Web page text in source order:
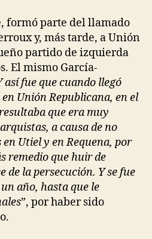
formó parte del llamado
y, más tarde, a Unión
partido de izquierda
El mismo García-
así fue que cuando llegó
Unión Republicana, en el
que era muy
a causa de no
Utiel y en Requena, por
remedio que huir de
de la persecución. Y se fue
año, hasta que le
”, por haber sido